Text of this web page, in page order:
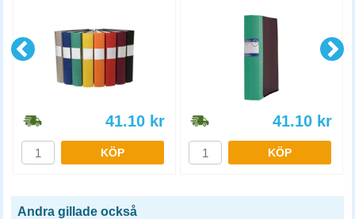
41.10 kr
KÖP
41.10 kr
KÖP
Andra gillade också